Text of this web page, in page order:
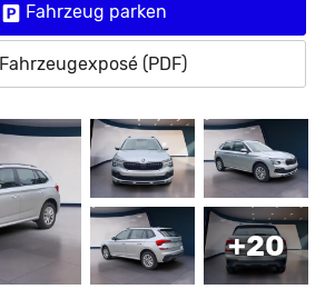
Fahrzeug parken
Fahrzeugexposé (PDF)
+20